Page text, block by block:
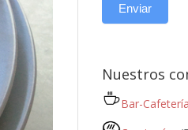
Enviar
Nuestros
Bar-Cafetería